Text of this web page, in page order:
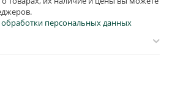
персональных данных